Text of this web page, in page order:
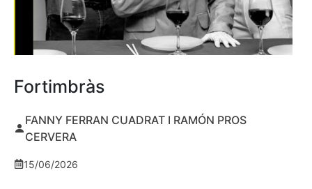
Fortimbràs
FANNY FERRAN CUADRAT I RAMÓN PROS
CERVERA
15/06/2026